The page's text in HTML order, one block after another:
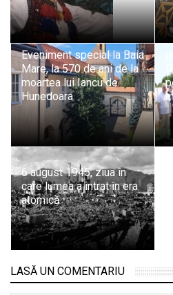
Eveniment special la Baia
Mare, la 570 de ani de la
moartea lui Iancu de
Hunedoara
6 august 1945, ziua în
care lumea a intrat în era
atomică
LASĂ UN COMENTARIU